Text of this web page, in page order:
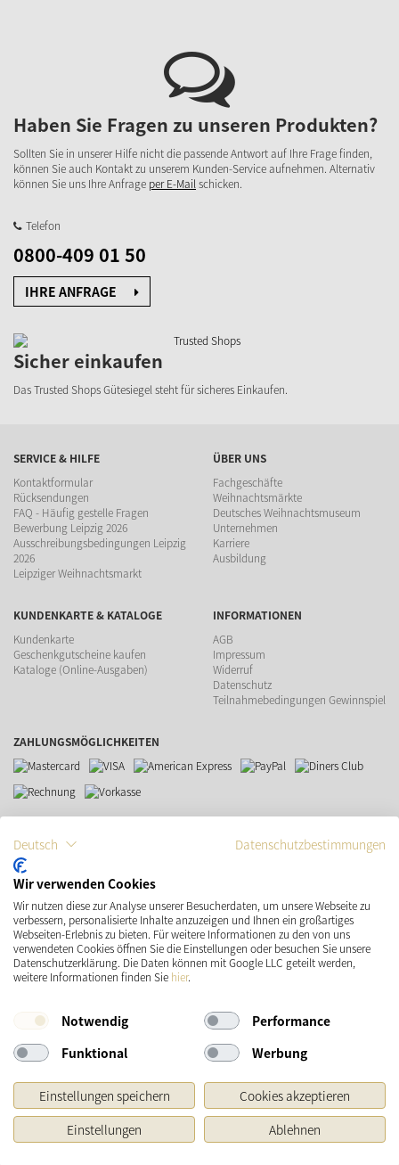
Haben Sie Fragen zu unseren Produkten?
Sollten Sie in unserer Hilfe nicht die passende Antwort auf Ihre Frage finden,
können Sie auch Kontakt zu unserem Kunden-Service aufnehmen. Alternativ
können Sie uns Ihre Anfrage per E-Mailschicken.
Telefon
0800-409 01 50
IHRE ANFRAGE
Sicher einkaufen
Das Trusted Shops Gütesiegel steht für sicheres Einkaufen.
SERVICE & HILFE
Kontaktformular
Rücksendungen
FAQ - Häufig gestelle Fragen
Bewerbung Leipzig 2026
Ausschreibungsbedingungen Leipzig
2026
Leipziger Weihnachtsmarkt
ÜBER UNS
Fachgeschäfte
Weihnachtsmärkte
Deutsches Weihnachtsmuseum
Unternehmen
Karriere
Ausbildung
KUNDENKARTE & KATALOGE
Kundenkarte
Geschenkgutscheine kaufen
Kataloge (Online-Ausgaben)
INFORMATIONEN
AGB
Impressum
Widerruf
Datenschutz
Teilnahmebedingungen Gewinnspiel
ZAHLUNGSMÖGLICHKEITEN
VERSAND SOCIAL MEDIA
Ursprünglicher Preis des Händlers, Unverbindliche Preisempfehlung des Herstellers
Copyright © 2026 Käthe Wohlfahrt KG
Deutsch Datenschutzbestimmungen
Wir verwenden Cookies
Wir nutzen diese zur Analyse unserer Besucherdaten, um unsere Webseite zu
verbessern, personalisierte Inhalte anzuzeigen und Ihnen ein großartiges
Webseiten-Erlebnis zu bieten. Für weitere Informationen zu den von uns
verwendeten Cookies öffnen Sie die Einstellungen oder besuchen Sie unsere
Datenschutzerklärung. Die Daten können mit Google LLC geteilt werden,
weitere Informationen finden Sie hier.
Notwendig
Performance
Funktional
Werbung
Einstellungen speichern
Cookies akzeptieren
Einstellungen
Ablehnen